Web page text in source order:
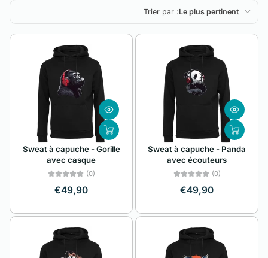
Trier par :Le plus pertinent
En vedette
Le plus pertinent
Meilleures ventes
Alphabétique, de
Alphabétique, de
Z à A
Prix: faible à élevé
Prix: élevé à faible
Date, de la plus
ancienne à la plus
récente
Sweat à capuche - Gorille
avec casque
(0)
€49,90
Sweat à capuche - Panda
avec écouteurs
(0)
€49,90